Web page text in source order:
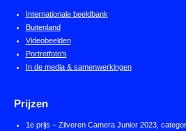
Internationale beeldbank
Buitenland
Videobeelden
Portretfoto's
In de media & samenwerkingen
Prijzen
1e prijs – Zilveren Camera Junior 2023,